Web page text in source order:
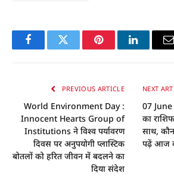
FacebookTwitter PinterestLinkedIn
PREVIOUS ARTICLE
World Environment Day :
Innocent Hearts Group of
Institutions ने विश्व पर्यावरण
दिवस पर अनुपयोगी प्लास्टिक
बोतलों को हरित जीवन में बदलने का
दिया संदेश
NEXT
07
का
साथ,
पढ़ें आज